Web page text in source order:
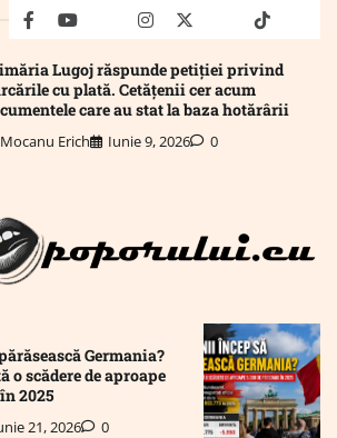
facebookyoutubeMailinstagram
twitter truthtiktok
Lugoj răspunde petiției privind
cu plată. Cetățenii cer acum
care au stat la baza hotărârii
Mocanu Erich Iunie 9, 2026 0
Germania?
o scădere de aproape
2025
21, 2026 0